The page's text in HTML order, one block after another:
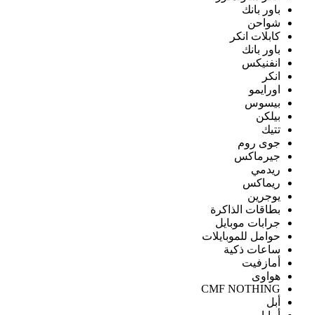
باور بانك
شواحن
كابلات انكر
باور بانك
انفنيكس
انكر
اورايمو
بيسوس
بيلكن
تتيك
جوى روم
جيرماكس
ريدمي
ريماكس
يوجرين
بطاقات الذاكرة
جرابات موبايل
حوامل للموبايلات
ساعات ذكية
أمازفيت
هواوى
CMF NOTHING
أبل